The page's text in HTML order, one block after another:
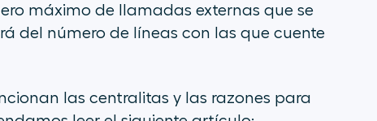
máximo de llamadas externas que se
del número de líneas con las que cuente
las centralitas y las razones para